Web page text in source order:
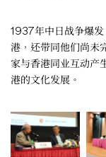
1937年中日战争爆
港，还带同他们尚未
家与香港同业互动产
港的文化发展。